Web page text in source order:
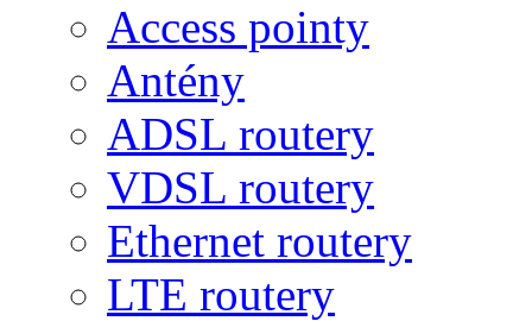
Access pointy
Antény
ADSL routery
VDSL routery
Ethernet routery
LTE routery